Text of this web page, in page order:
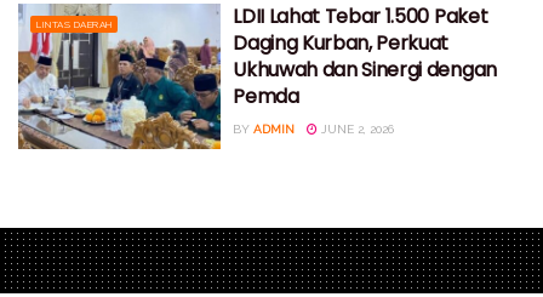
LINTAS DAERAH
LDII Lahat Tebar 1.500 Paket
Daging Kurban, Perkuat
Ukhuwah dan Sinergi dengan
Pemda
BY ADMIN JUNE 2, 2026